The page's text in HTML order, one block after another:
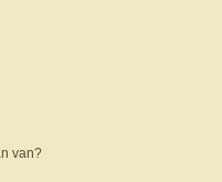
van?